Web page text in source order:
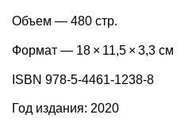
Объем — 480 стр.
Формат — 18 × 11,5 × 3,3 см
ISBN 978-5-4461-1238-8
Год издания: 2020